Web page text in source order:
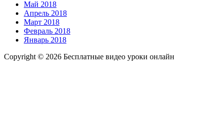
Май 2018
Апрель 2018
Март 2018
Февраль 2018
Январь 2018
Copyright © 2026 Бесплатные видео уроки онлайн